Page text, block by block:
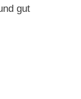
gut